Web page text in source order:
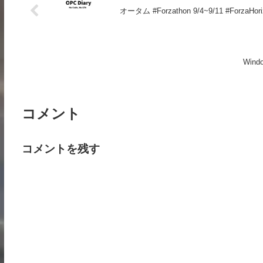
オータム #Forzathon 9/4~9/11
コメント
コメントを残す